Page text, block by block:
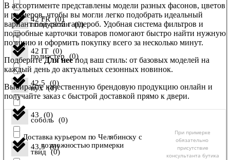
42 FR (0)
42 IT (0)
42,5 (0)
43 (0)
43,5 (0)
полиуретан (0)
полиэстер (0)
пух (0)
соболь (0)
твид (0)
В ассортименте представлены модели разных фасонов, цветов
и размеров, чтобы вы могли легко подобрать идеальный
вариант под свой гардероб. Удобная система фильтров и
подробные карточки товаров помогают быстро найти нужную
позицию и оформить покупку всего за несколько минут.
ПодберитеДля неепод ваш стиль: от базовых моделей на
каждый день до актуальных сезонных новинок.
Выбирайте качественную брендовую продукцию онлайн и
получайте заказ с быстрой доставкой прямо к двери.
Доставка курьером по Челябинску с
возможностью примерки
При примерке
обязательно
присутствие
консультанта бутика